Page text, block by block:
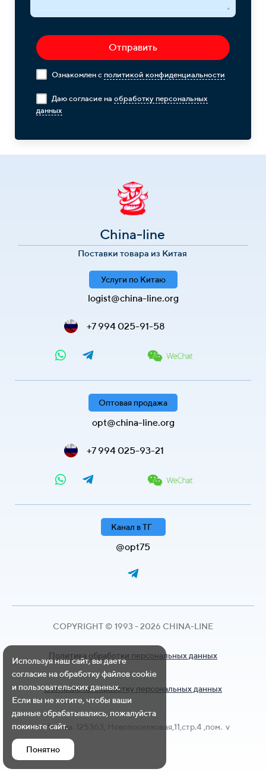
Отправить
Ознакомлен с политикой конфиденциальности
Даю согласие на обработку персональных
данных
China-line
Поставки товара из Китая
Услуги по Китаю
logist@china-line.org
+7 994 025-91-58
Оптовая продажа
opt@china-line.org
+7 994 025-93-21
Канал в ТГ
@opt75
COPYRIGHT © 1993 - 2026 CHINA-LINE
Политика обработки персональных данных
Согласие на обработку персональных данных
г. Москва. 125363, Новопоселковая,11,стр.4 ,пом. v
Используя наш сайт, вы даете
согласие на обработку файлов cookie
и пользовательских данных.
Если вы не хотите, чтобы ваши
данные обрабатывались, пожалуйста
покиньте сайт.
Понятно